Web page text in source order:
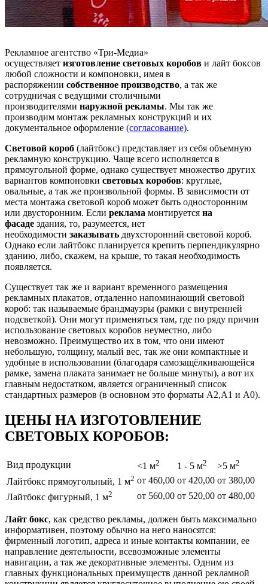
Рекламное агентство «Три-Медиа»
осуществляет изготовление световых коробов и лайт боксов
любой сложности и компоновки, имея в
распоряжении собственное производство, а так же
сотрудничая с ведущими столичными
производителями наружной рекламы. Мы так же
производим монтаж рекламных конструкций и их
документальное оформление (согласование).
Световой короб (лайтбокс) представляет из себя объемную
рекламную конструкцию. Чаще всего исполняется в
прямоугольной форме, однако существует множество других
вариантов компоновки световых коробов: круглые,
овальные, а так же произвольной формы. В зависимости от
места монтажа световой короб может быть односторонним
или двусторонним. Если реклама монтируется на
фасаде здания, то, разумеется, нет
необходимости заказывать двухсторонний световой короб.
Однако если лайтбокс планируется крепить перпендикулярно
зданию, либо, скажем, на крыше, то такая необходимость
появляется.
Существует так же и вариант временного размещения
рекламных плакатов, отдаленно напоминающий световой
короб: так называемые брандмауэры (рамки с внутренней
подсветкой). Они могут применяться там, где по ряду причин
использование световых коробов неуместно, либо
невозможно. Преимущество их в том, что они имеют
небольшую, толщину, малый вес, так же они компактные и
удобные в использовании (благодаря самозащёлкивающейся
рамке, замена плаката занимает не больше минуты), а вот их
главным недостатком, является ограниченный список
стандартных размеров (в основном это форматы А2,А1 и А0).
ЦЕНЫ НА ИЗГОТОВЛЕНИЕ
СВЕТОВЫХ КОРОБОВ:
Вид продукции <1 м2 1 - 5 м2 >5 м2
Лайтбокс прямоугольный, 1 м2 от 460,00 от 420,00 от 380,00
Лайтбокс фигурный, 1 м2 от 560,00 от 520,00 от 480,00
Лайт бокс, как средство рекламы, должен быть максимально
информативен, поэтому обычно на него наносятся:
фирменный логотип, адреса и иные контакты компании, ее
направление деятельности, всевозможные элементы
навигации, а так же декоративные элементы. Одним из
главных функциональных преимуществ данной рекламной